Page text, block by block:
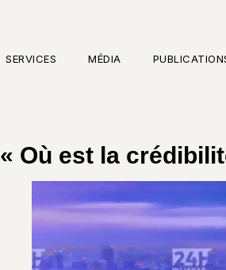
SERVICES MÉDIA
« Où est la